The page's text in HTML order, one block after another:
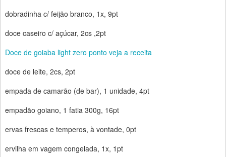
dobradinha c/ feijão branco, 1x, 9pt
doce caseiro c/ açúcar, 2cs ,2pt
Doce de goiaba light zero ponto veja a receita
doce de leite, 2cs, 2pt
empada de camarão (de bar), 1 unidade, 4pt
empadão goiano, 1 fatia 300g, 16pt
ervas frescas e temperos, à vontade, 0pt
ervilha em vagem congelada, 1x, 1pt